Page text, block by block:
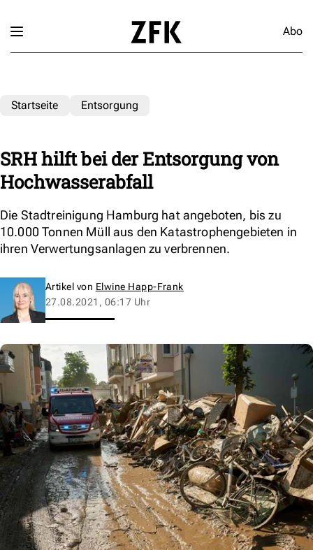
Abo
Startseite Entsorgung
SRH hilft bei der Entsorgung von
Hochwasserabfall
Die Stadtreinigung Hamburg hat angeboten, bis zu
10.000 Tonnen Müll aus den Katastrophengebieten in
ihren Verwertungsanlagen zu verbrennen.
Artikel von Elwine Happ-Frank
27.08.2021, 06:17 Uhr